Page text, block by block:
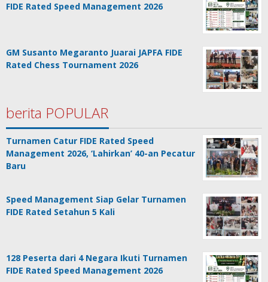
FIDE Rated Speed Management 2026
GM Susanto Megaranto Juarai JAPFA FIDE
Rated Chess Tournament 2026
berita POPULAR
Turnamen Catur FIDE Rated Speed
Management 2026, ‘Lahirkan’ 40-an Pecatur
Baru
Speed Management Siap Gelar Turnamen
FIDE Rated Setahun 5 Kali
128 Peserta dari 4 Negara Ikuti Turnamen
FIDE Rated Speed Management 2026